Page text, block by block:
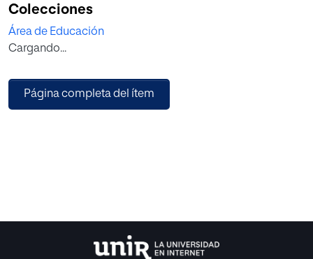
una aproximación teórico-práctica al periodo de
adaptación en un aula de P-3 de Educación Infantil.
El primer bloque del trabajo está formado por un marco
adaptación que proponen distintos autores. También se
describen sus fases temporales, se identifican los factores
padres y maestros de P-3 de Educación Infantil. Esta
propuesta pretende abordar una realidad poco explorada
Colecciones
Área de Educación
Cargando...
Página completa del ítem